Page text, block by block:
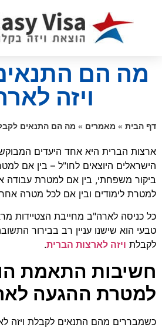
מה הם
ויזה
דף הבית » מאמרים » מה הם התנאים
ארצות הברית היא אחד היעדים
הישראלים היוצאים לחו"ל – בין אם
ביקור משפחתי, בין אם למטרת עבודה
למטרת לימודים ובין אם לכל מטרה
כל כניסה לארה"ב מחייבת הצטיידות
טבעי הוא שישנו עניין רב בבירור
לקבלת ויזה לארצות הברית.
חשיבות התאמת
למטרת ההגעה
כשמבררים מהם התנאים לקבלת ויזה